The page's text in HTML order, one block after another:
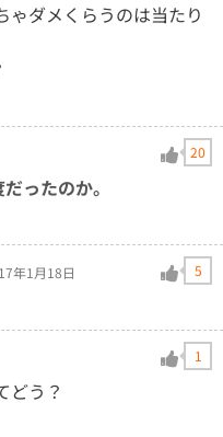
ゃダメくらうのは当たり
20
ったのか。
年1月18日
5
1
どう？